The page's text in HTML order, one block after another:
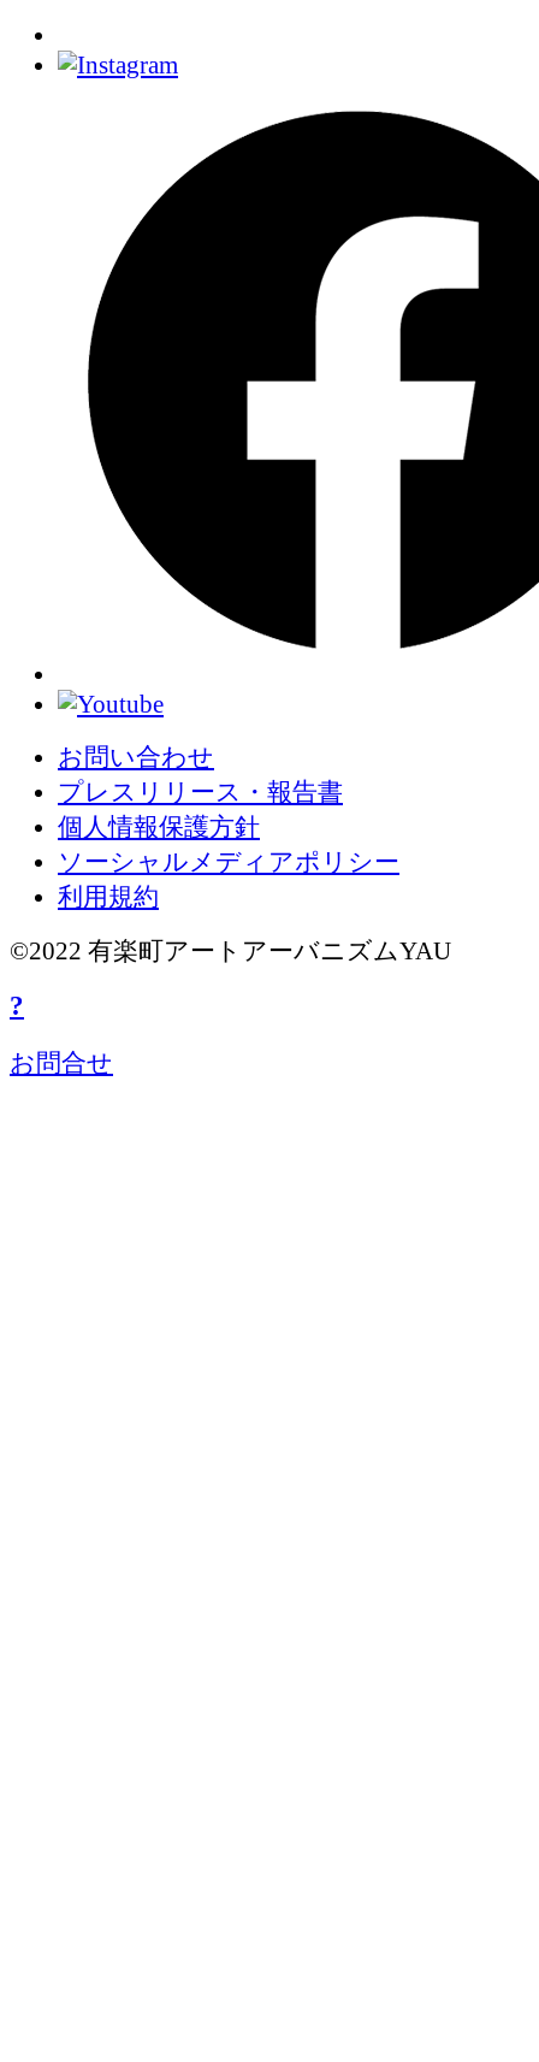
お問い合わせ
プレスリリース・報告書
個人情報保護方針
ソーシャルメディアポリシー
利用規約
©2022 有楽町アートアーバニズムYAU
?
お問合せ